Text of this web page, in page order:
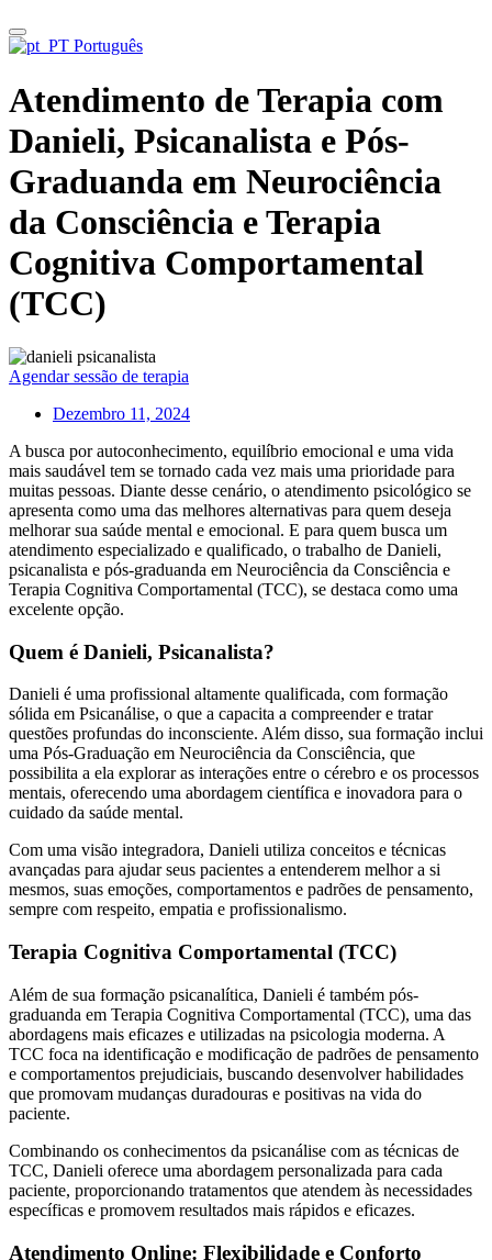
Português
Atendimento de Terapia com
Danieli, Psicanalista e Pós-
Graduanda em Neurociência
da Consciência e Terapia
Cognitiva Comportamental
(TCC)
Agendar sessão de terapia
Dezembro 11, 2024
A busca por autoconhecimento, equilíbrio emocional e uma vida
mais saudável tem se tornado cada vez mais uma prioridade para
muitas pessoas. Diante desse cenário, o atendimento psicológico se
apresenta como uma das melhores alternativas para quem deseja
melhorar sua saúde mental e emocional. E para quem busca um
atendimento especializado e qualificado, o trabalho de Danieli,
psicanalista e pós-graduanda em Neurociência da Consciência e
Terapia Cognitiva Comportamental (TCC), se destaca como uma
excelente opção.
Quem é Danieli, Psicanalista?
Danieli é uma profissional altamente qualificada, com formação
sólida em Psicanálise, o que a capacita a compreender e tratar
questões profundas do inconsciente. Além disso, sua formação inclui
uma Pós-Graduação em Neurociência da Consciência, que
possibilita a ela explorar as interações entre o cérebro e os processos
mentais, oferecendo uma abordagem científica e inovadora para o
cuidado da saúde mental.
Com uma visão integradora, Danieli utiliza conceitos e técnicas
avançadas para ajudar seus pacientes a entenderem melhor a si
mesmos, suas emoções, comportamentos e padrões de pensamento,
sempre com respeito, empatia e profissionalismo.
Terapia Cognitiva Comportamental (TCC)
Além de sua formação psicanalítica, Danieli é também pós-
graduanda em Terapia Cognitiva Comportamental (TCC), uma das
abordagens mais eficazes e utilizadas na psicologia moderna. A
TCC foca na identificação e modificação de padrões de pensamento
e comportamentos prejudiciais, buscando desenvolver habilidades
que promovam mudanças duradouras e positivas na vida do
paciente.
Combinando os conhecimentos da psicanálise com as técnicas de
TCC, Danieli oferece uma abordagem personalizada para cada
paciente, proporcionando tratamentos que atendem às necessidades
específicas e promovem resultados mais rápidos e eficazes.
Atendimento Online: Flexibilidade e Conforto